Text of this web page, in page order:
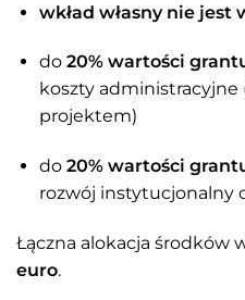
wkład własny nie jest
do 20% wartości
koszty administracyjne
projektem)
do 20% wartości
rozwój instytucjonalny
Łączna alokacja środków
euro.